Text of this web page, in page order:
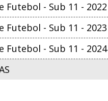
Futebol - Sub 11 - 2022
Futebol - Sub 11 - 2023
Futebol - Sub 11 - 2024